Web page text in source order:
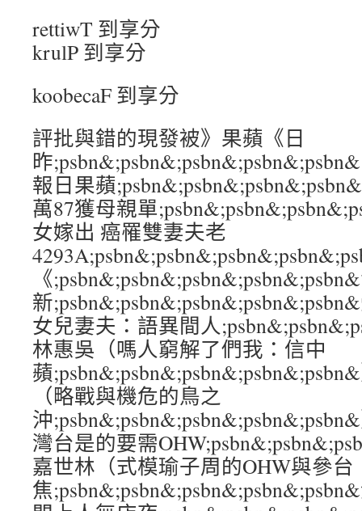
rettiwT 到享分
krulP 到享分
koobecaF 到享分
評批與錯的現發被》果蘋《日
昨
報日果蘋
萬87獲母親單
女嫁出 癌罹雙妻夫老
《
新
女兒妻夫：語異間人
林惠吳（嗎人窮解了們我：信中
蘋
（略戰與機危的鳥之
沖
灣台是的要需
嘉世林（式模瑜子周的OHW與參台
焦